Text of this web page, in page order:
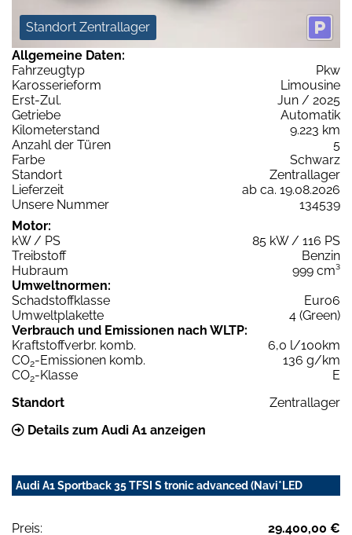
Standort Zentrallager
Allgemeine Daten:
Fahrzeugtyp
Pkw
Karosserieform
Limousine
Erst-Zul.
Jun / 2025
Getriebe
Automatik
Kilometerstand
9.223 km
Anzahl der Türen
5
Farbe
Schwarz
Standort
Zentrallager
Lieferzeit
ab ca. 19.08.2026
Unsere Nummer
134539
Motor:
kW / PS
85 kW / 116 PS
Treibstoff
Benzin
Hubraum
999 cm³
Umweltnormen:
Schadstoffklasse
Euro6
Umweltplakette
4 (Green)
Verbrauch und Emissionen nach WLTP:
Kraftstoffverbr. komb.
6,0 l/100km
CO2-Emissionen komb.
136 g/km
CO2-Klasse
E
Standort
Zentrallager
Details zum Audi A1 anzeigen
Audi A1 Sportback 35 TFSI S tronic advanced (Navi*LED
Preis:
29.400,00 €